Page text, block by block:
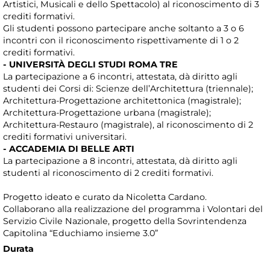
Artistici, Musicali e dello Spettacolo) al riconoscimento di 3
crediti formativi.
Gli studenti possono partecipare anche soltanto a 3 o 6
incontri con il riconoscimento rispettivamente di 1 o 2
crediti formativi.
- UNIVERSITÀ DEGLI STUDI ROMA TRE
La partecipazione a 6 incontri, attestata, dà diritto agli
studenti dei Corsi di: Scienze dell’Architettura (triennale);
Architettura-Progettazione architettonica (magistrale);
Architettura-Progettazione urbana (magistrale);
Architettura-Restauro (magistrale), al riconoscimento di 2
crediti formativi universitari.
- ACCADEMIA DI BELLE ARTI
La partecipazione a 8 incontri, attestata, dà diritto agli
studenti al riconoscimento di 2 crediti formativi.
Progetto ideato e curato da Nicoletta Cardano.
Collaborano alla realizzazione del programma i Volontari del
Servizio Civile Nazionale, progetto della Sovrintendenza
Capitolina “Educhiamo insieme 3.0”
Durata